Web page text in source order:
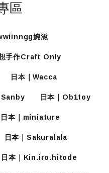
區
婉滋
手作Craft Only
日本｜Wacca
Sanby 日本｜Ob1toy
日本｜miniature
日本｜Sakuralala
日本｜Kin.iro.hitode